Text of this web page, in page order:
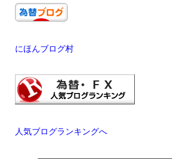
にほんブログ村
人気ブログランキングへ